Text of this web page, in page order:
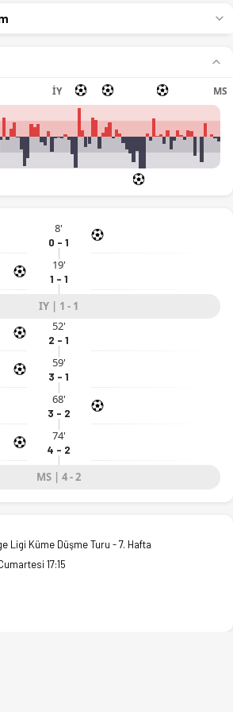
İY MS
8'
0 - 1
19'
1 - 1
IY | 1 - 1
52'
2 - 1
59'
3 - 1
68'
3 - 2
74'
4 - 2
MS | 4 - 2
Ligi Küme Düşme Turu - 7. Hafta
17:15